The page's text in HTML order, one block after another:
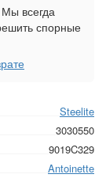
Steelite
3030550
9019C329
Antoinette
Мы всегда
спорные